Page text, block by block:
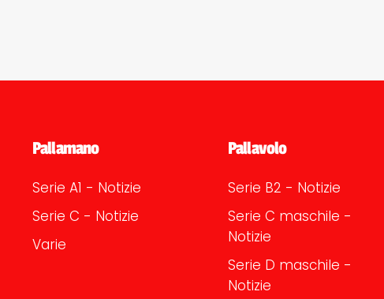
Pallamano
Serie A1 - Notizie
Serie C - Notizie
Varie
Pallavolo
Serie B2 - Notizie
Serie C maschile -
Notizie
Serie D maschile -
Notizie